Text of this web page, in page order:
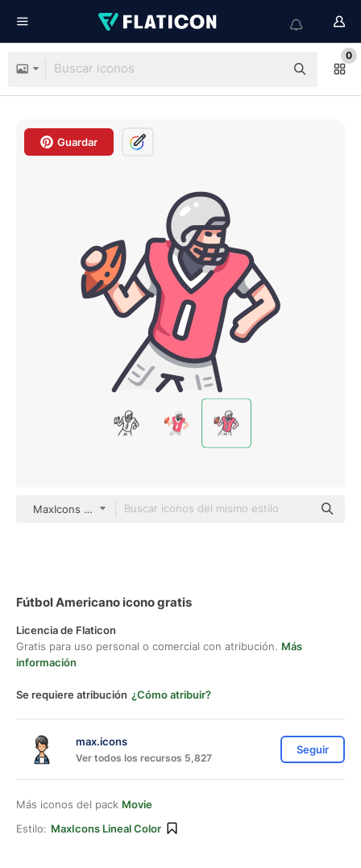
0
Guardar
MaxIcons Lineal color
Fútbol Americano icono gratis
Licencia de Flaticon
Gratis para uso personal o comercial con atribución. Más
información
Se requiere atribución ¿Cómo atribuir?
max.icons
Ver todos los recursos 5,827
Seguir
Más iconos del pack Movie
Estilo: MaxIcons Lineal Color